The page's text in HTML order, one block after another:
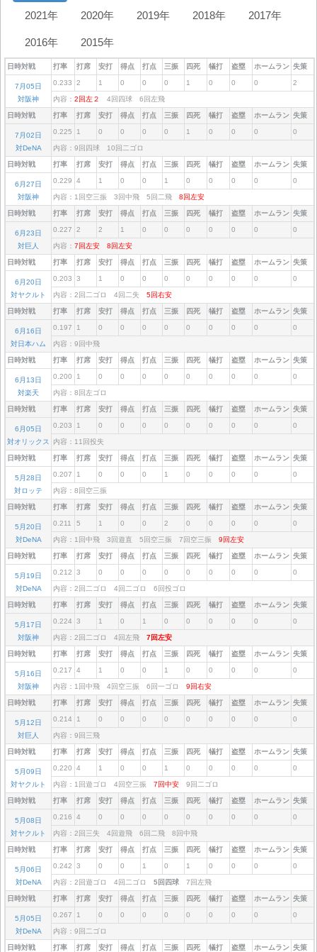
2021年 2020年 2019年 2018年 2017年
2016年 2015年
日時対戦 打率 打席 安打 得点 打点 三振 四死 犠打 盗塁 ホームラン 失策
7月05日
対阪神
0.233 2 1 0 0 0 1 0 0 0 2
内容： 2回左２ 4回四球 6回左飛
日時対戦 打率 打席 安打 得点 打点 三振 四死 犠打 盗塁 ホームラン 失策
7月02日
対DeNA
0.225 1 0 0 0 0 1 0 0 0 0
内容：9回四球 10回二ゴロ
日時対戦 打率 打席 安打 得点 打点 三振 四死 犠打 盗塁 ホームラン 失策
6月27日
対阪神
0.229 4 1 0 0 1 0 0 0 0 0
内容：1回空三振 3回中飛 5回二飛 8回左安
日時対戦 打率 打席 安打 得点 打点 三振 四死 犠打 盗塁 ホームラン 失策
6月23日
対巨人
0.227 2 2 1 0 0 0 0 0 0 0
内容： 7回左安 8回左安
日時対戦 打率 打席 安打 得点 打点 三振 四死 犠打 盗塁 ホームラン 失策
6月20日
対ヤクルト
0.203 3 1 0 0 0 0 0 0 0 0
内容：2回二ゴロ 4回二失 5回右安
日時対戦 打率 打席 安打 得点 打点 三振 四死 犠打 盗塁 ホームラン 失策
6月16日
対日本ハム
0.197 1 0 0 0 0 0 0 0 0 0
内容：9回中飛
日時対戦 打率 打席 安打 得点 打点 三振 四死 犠打 盗塁 ホームラン 失策
6月13日
対楽天
0.200 1 0 0 0 0 0 0 0 0 0
内容：8回左ゴロ
日時対戦 打率 打席 安打 得点 打点 三振 四死 犠打 盗塁 ホームラン 失策
6月05日
対オリックス
0.203 1 0 0 0 0 0 0 0 0 0
内容：11回投失
日時対戦 打率 打席 安打 得点 打点 三振 四死 犠打 盗塁 ホームラン 失策
5月28日
対ロッテ
0.207 1 0 0 0 1 0 0 0 0 0
内容：8回空三振
日時対戦 打率 打席 安打 得点 打点 三振 四死 犠打 盗塁 ホームラン 失策
5月20日
対DeNA
0.211 5 1 0 0 2 0 0 0 0 0
内容：1回中飛 3回遊直 5回空三振 7回空三振 9回左安
日時対戦 打率 打席 安打 得点 打点 三振 四死 犠打 盗塁 ホームラン 失策
5月19日
対DeNA
0.212 3 0 0 0 0 0 0 0 0 0
内容：2回二ゴロ 4回二ゴロ 6回投ゴロ
日時対戦 打率 打席 安打 得点 打点 三振 四死 犠打 盗塁 ホームラン 失策
5月17日
対阪神
0.224 3 1 0 1 0 0 0 0 0 0
内容：2回二ゴロ 4回左飛 7回左安
日時対戦 打率 打席 安打 得点 打点 三振 四死 犠打 盗塁 ホームラン 失策
5月16日
対阪神
0.217 4 1 0 0 1 0 0 0 0 0
内容：1回中飛 4回空三振 6回一ゴロ 9回右安
日時対戦 打率 打席 安打 得点 打点 三振 四死 犠打 盗塁 ホームラン 失策
5月12日
対巨人
0.214 1 0 0 0 0 0 0 0 0 0
内容：9回三飛
日時対戦 打率 打席 安打 得点 打点 三振 四死 犠打 盗塁 ホームラン 失策
5月09日
対ヤクルト
0.220 4 1 0 0 1 0 0 0 0 0
内容：1回遊ゴロ 4回空三振 7回中安 9回二ゴロ
日時対戦 打率 打席 安打 得点 打点 三振 四死 犠打 盗塁 ホームラン 失策
5月08日
対ヤクルト
0.216 4 0 0 0 0 0 0 0 0 0
内容：2回三失 4回遊飛 6回二飛 8回中飛
日時対戦 打率 打席 安打 得点 打点 三振 四死 犠打 盗塁 ホームラン 失策
5月06日
対DeNA
0.242 3 0 0 1 0 1 0 0 0 0
内容：2回遊ゴロ 4回二ゴロ 5回四球 7回左飛
日時対戦 打率 打席 安打 得点 打点 三振 四死 犠打 盗塁 ホームラン 失策
5月05日
対DeNA
0.267 1 0 0 0 0 0 0 0 0 0
内容：9回二ゴロ
日時対戦 打率 打席 安打 得点 打点 三振 四死 犠打 盗塁 ホームラン 失策